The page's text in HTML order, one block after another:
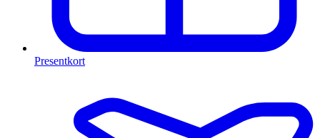
Presentkort